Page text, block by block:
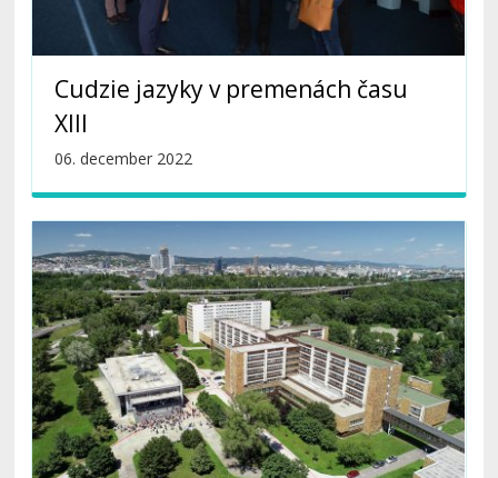
Cudzie jazyky v premenách času
XIII
06. december 2022